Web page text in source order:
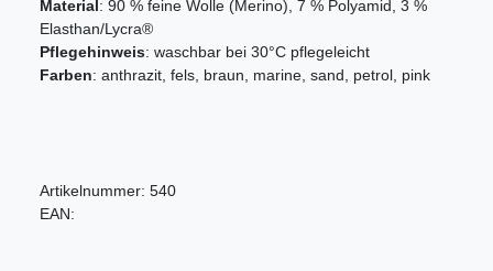
Material: 90 % feine Wolle (Merino), 7 % Polyamid, 3 %
Elasthan/Lycra®
Pflegehinweis: waschbar bei 30°C pflegeleicht
Farben: anthrazit, fels, braun, marine, sand, petrol, pink
Artikelnummer: 540
EAN: